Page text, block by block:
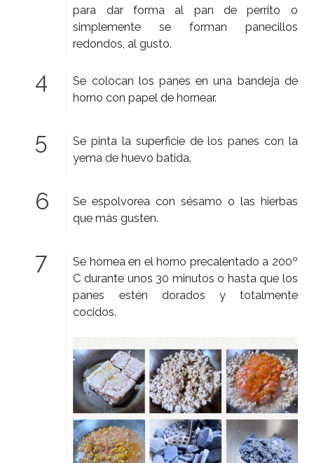
para dar forma al pan de perrito o
simplemente se forman panecillos
redondos, al gusto.
Se colocan los panes en una bandeja de
horno con papel de hornear.
Se pinta la superficie de los panes con la
yema de huevo batida.
Se espolvorea con sésamo o las hierbas
que más gusten.
Se hornea en el horno precalentado a 200º
C durante unos 30 minutos o hasta que los
panes estén dorados y totalmente
cocidos.